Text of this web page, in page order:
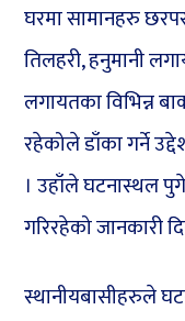
घरमा सामानहरु
तिलहरी, हनुमानी
लगायतका विभिन्न
रहेकोले डाँका गर्ने
। उहाँले घटनास्थल
गरिरहेको जानकारी
स्थानीयबासीहरुले